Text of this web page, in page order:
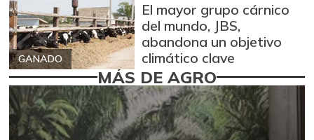
GANADO
El mayor grupo cárnico
del mundo, JBS,
abandona un objetivo
climático clave
MÁS DE AGRO